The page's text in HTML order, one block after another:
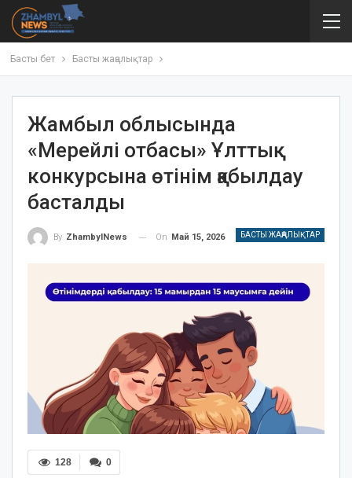
Басты бет Басты жаңалықтар
Жамбыл облысында
«Мерейлі отбасы» Ұлттық
конкурсына өтінім қабылдау
басталды
БАСТЫ ЖАҢАЛЫҚТАР
By ZhambylNews On Май 15, 2026
0
128